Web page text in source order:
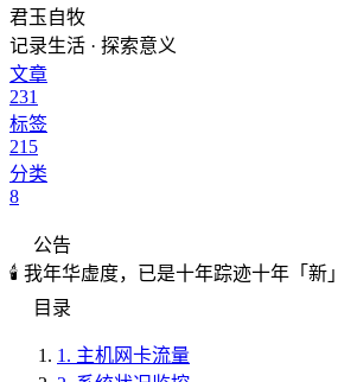
君玉自牧
记录生活 · 探索意义
文章
231
标签
215
分类
8
公告
🕯️ 我年华虚度，已是十年踪迹十年「新」
目录
1. 主机网卡流量